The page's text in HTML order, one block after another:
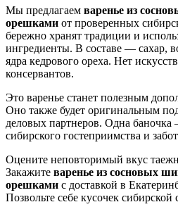
Мы предлагаем варенье из
орешками от проверенных
бережно хранят традиции и
ингредиенты. В составе — сахар,
ядра кедрового ореха. Нет
консервантов.
Это варенье станет полезным
Оно также будет оригинальным
деловых партнеров. Одна
сибирского гостеприимства и
Оцените неповторимый вкус
Закажите варенье из сосновых
орешками с доставкой в
Позвольте себе кусочек сибирской